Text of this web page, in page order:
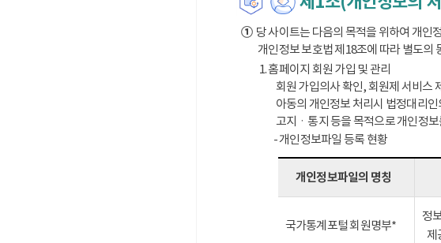
①당 사이트는 다음의 목적을 위하여 개인
개인정보 보호법 제18조에 따라 별도의
1. 홈페이지 회원 가입 및 관리
회원 가입의사 확인, 회원제 서비스
아동의 개인정보 처리시 법정대리
고지ㆍ통지 등을 목적으로 개인정
- 개인정보파일 등록 현황
개인정보파일의 명칭
국가통계포털 회원명부*
정
제